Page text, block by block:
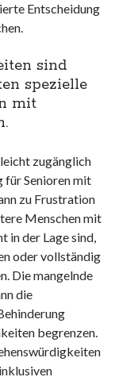
Entscheidung
sind
spezielle
mit
zugänglich
für Senioren mit
zu Frustration
Menschen mit
in der Lage sind,
oder vollständig
Die mangelnde
die
begrenzen.